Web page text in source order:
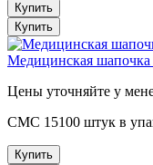
Купить
Купить
Медицинская
Цены уточняйте у
СМС 15100 штук в
Купить